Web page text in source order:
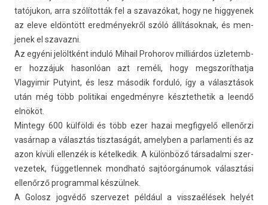
tatójukon, arra szólították fel a szavazókat, hogy ne hig­gyenek
az eleve eldöntött eredményekről szóló állítások­nak, és men­
jenek el szavaz­ni.
Az egyéni jelöltként induló Mihail Pro­horov milliárdos üzletemb­
er hozzájuk hason­lóan azt reméli, hogy megszorít­hatja
Vlagyimir Putyint, és lesz második for­duló, így a választások
után még több politikai en­ged­ményre késztet­hetik a leendő
elnököt.
Min­tegy 600 külföldi és több ezer hazai meg­figyelő ellenőrzi
vasárnap a választás tisztaságát, amelyb­en a par­lamen­ti és az
azon kívüli el­lenzék is kétel­kedik. A különböző tár­sadal­mi szer­
vezetek, füg­getlen­nek mondható sajtóorgánumok választási
ellenőrző pro­gramm­al készülnek.
A Golosz jogvédő szer­vezet például a visszaélések helyét